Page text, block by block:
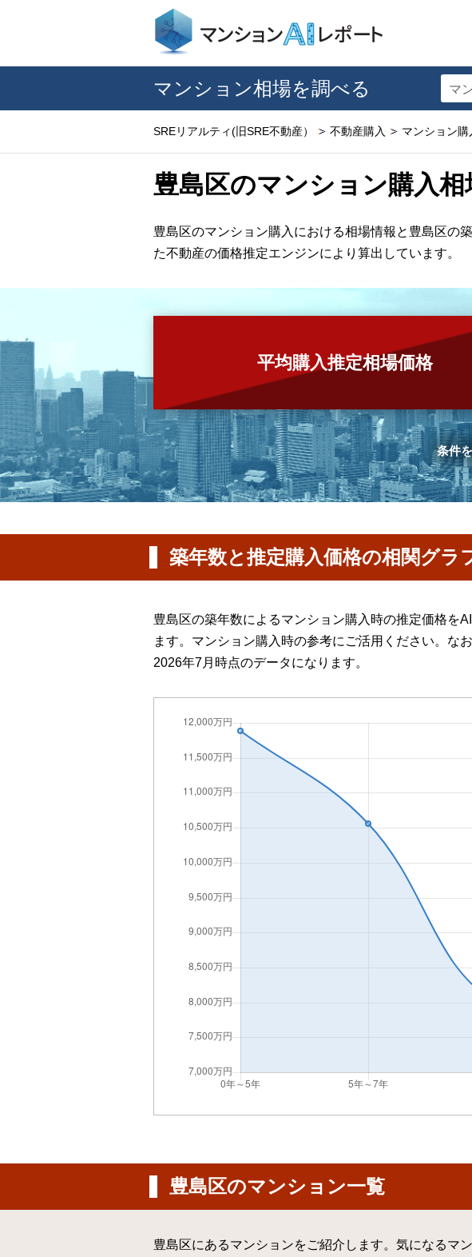
マンション相場を調べる マ
SREリアルティ(旧SRE不動産） 不動産購入 マンション購
豊島区のマンション購入相
豊島区のマンション購入における相場情報と豊島区の
た不動産の価格推定エンジンにより算出しています。
平均購入推定相場価格
条件
築年数と推定購入価格の相関グラ
豊島区の築年数によるマンション購入時の推定価格を
ます。マンション購入時の参考にご活用ください。な
2026年7月時点のデータになります。
豊島区のマンション一覧
豊島区にあるマンションをご紹介します。気になるマ